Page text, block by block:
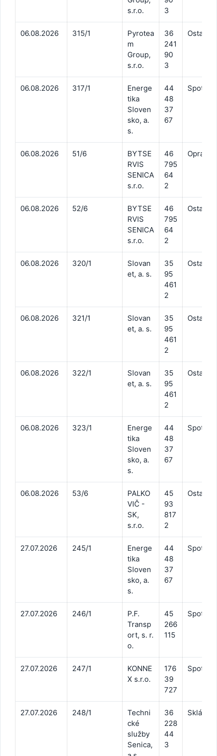
s.r.o.
3
06.08.2026 315/1
Pyrotea
m
Group,
s.r.o.
36
241
90
3
Ostatné
06.08.2026 317/1
Energe
tika
Sloven
sko, a.
s.
44
48
37
67
06.08.2026 51/6
BYTSE
RVIS
SENICA
s.r.o.
46
795
64
2
Opravy
06.08.2026 52/6
BYTSE
RVIS
SENICA
s.r.o.
46
795
64
2
Ostatné
06.08.2026 320/1
Slovan
et, a. s.
35
95
461
2
Ostatné
06.08.2026 321/1
Slovan
et, a. s.
35
95
461
2
Ostatné
06.08.2026 322/1
Slovan
et, a. s.
35
95
461
2
Ostatné
06.08.2026 323/1
Energe
tika
Sloven
sko, a.
s.
44
48
37
67
06.08.2026 53/6
PALKO
VIČ -
SK,
s.r.o.
45
93
817
2
Ostatné
27.07.2026 245/1
Energe
tika
Sloven
sko, a.
s.
44
48
37
67
27.07.2026 246/1
P.F.
Transp
ort, s. r.
o.
45
266
115
27.07.2026 247/1
KONNE
X s.r.o.
176
39
727
27.07.2026 248/1
Techni
cké
služby
Senica,
36
228
44
3